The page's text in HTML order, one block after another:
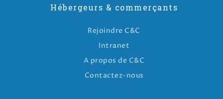
Hébergeurs & commerçants
Rejoindre C&C
Intranet
A propos de C&C
Contactez-nous